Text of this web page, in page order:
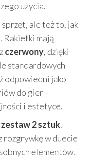
użycia.
ale też to, jak
Rakietki mają
czerwony, dzięki
standardowych
odpowiedni jako
do gier –
i estetyce.
zestaw 2 sztuk.
rozgrywkę w duecie
elementów.